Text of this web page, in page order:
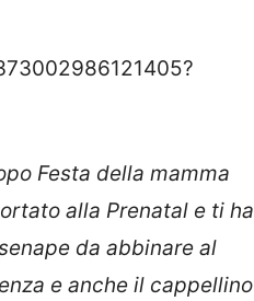
Festa della mamma
alla Prenatal e ti ha
da abbinare al
e anche il cappellino